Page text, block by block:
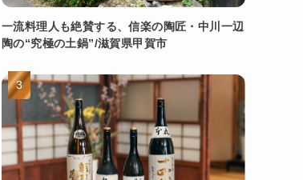
一流料理人も絶賛する、信楽の陶匠・中川一辺
陶の“究極の土鍋”/滋賀県甲賀市